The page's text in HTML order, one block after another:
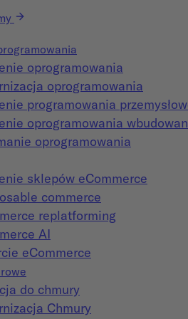
oprogramowania
oprogramowania
programowania
oprogramowania
oprogramowania
sklepów eCommerce
commerce
replatforming
AI
eCommerce
do chmury
Chmury